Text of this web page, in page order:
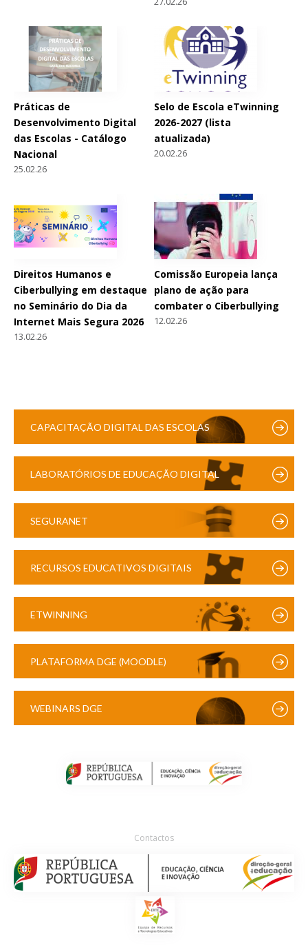
Práticas de
Desenvolvimento Digital
das Escolas - Catálogo
Nacional
25.02.26
Selo de Escola eTwinning
2026-2027 (lista
atualizada)
20.02.26
Direitos Humanos e
Ciberbullying em destaque
no Seminário do Dia da
Internet Mais Segura 2026
13.02.26
Comissão Europeia lança
plano de ação para
combater o Ciberbullying
12.02.26
CAPACITAÇÃO DIGITAL DAS ESCOLAS
LABORATÓRIOS DE EDUCAÇÃO DIGITAL
SEGURANET
RECURSOS EDUCATIVOS DIGITAIS
ETWINNING
PLATAFORMA DGE (MOODLE)
WEBINARS DGE
Contactos